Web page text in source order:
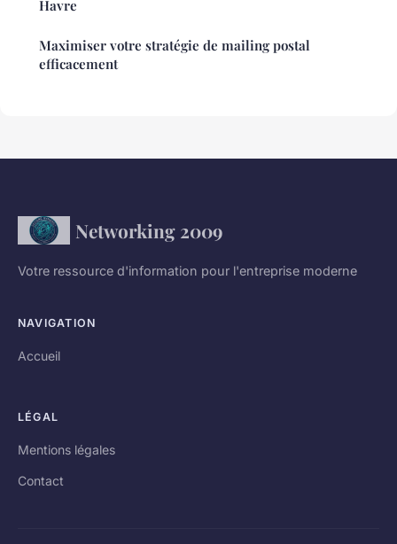
Havre
Maximiser votre stratégie de mailing postal
efficacement
Networking 2009
Votre ressource d'information pour l'entreprise moderne
NAVIGATION
Accueil
LÉGAL
Mentions légales
Contact